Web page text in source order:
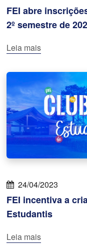
FEI abre
2º semestre de
Leia mais
24/04/2023
FEI incentiva a
Estudantis
Leia mais